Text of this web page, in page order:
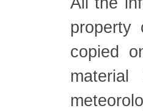
property
copied